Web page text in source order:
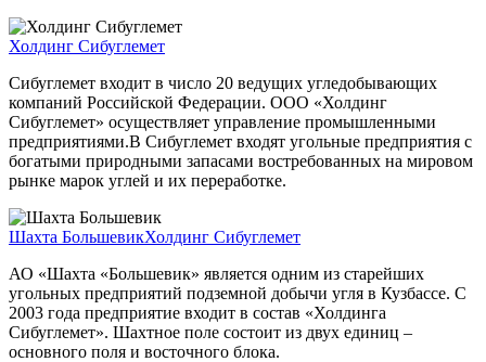
Холдинг Сибуглемет
Сибуглемет входит в число 20 ведущих угледобывающих
компаний Российской Федерации. ООО «Холдинг
Сибуглемет» осуществляет управление промышленными
предприятиями.В Сибуглемет входят угольные предприятия с
богатыми природными запасами востребованных на мировом
рынке марок углей и их переработке.
Шахта БольшевикХолдинг Сибуглемет
АО «Шахта «Большевик» является одним из старейших
угольных предприятий подземной добычи угля в Кузбассе. С
2003 года предприятие входит в состав «Холдинга
Сибуглемет». Шахтное поле состоит из двух единиц –
основного поля и восточного блока.